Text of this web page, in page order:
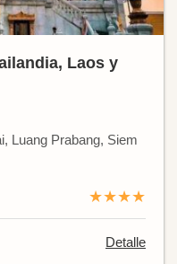
Laos y
Luang Prabang, Siem
★★★★
Detalle